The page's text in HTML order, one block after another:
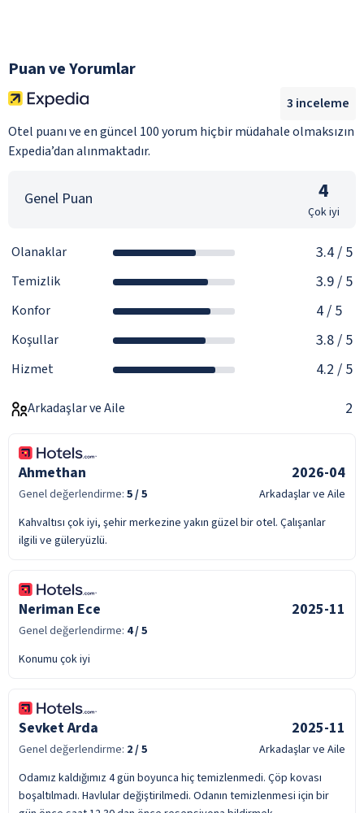
Puan ve Yorumlar
Otel puanı ve en güncel 100 yorum hiçbir müdahale olmaksızın
Expedia’dan alınmaktadır.
3 inceleme
Genel Puan 4
Çok iyi
Olanaklar 3.4/ 5
Temizlik 3.9/ 5
Konfor 4/ 5
Koşullar 3.8/ 5
Hizmet 4.2 / 5
Arkadaşlar ve Aile 2
Ahmethan 2026-04
Genel değerlendirme: 5/ 5
Arkadaşlar ve Aile
Kahvaltısı çok iyi, şehir merkezine yakın güzel bir otel. Çalışanlar
ilgili ve güleryüzlü.
Neriman Ece 2025-11
Genel değerlendirme: 4/ 5
Konumu çok iyi
Sevket Arda 2025-11
Genel değerlendirme: 2/ 5
Arkadaşlar ve Aile
Odamız kaldığımız 4 gün boyunca hiç temizlenmedi. Çöp kovası
boşaltılmadı. Havlular değiştirilmedi. Odanın temizlenmesi için bir